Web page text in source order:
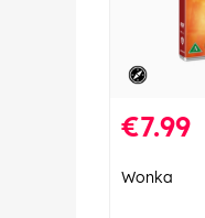
€7.99
Wonka